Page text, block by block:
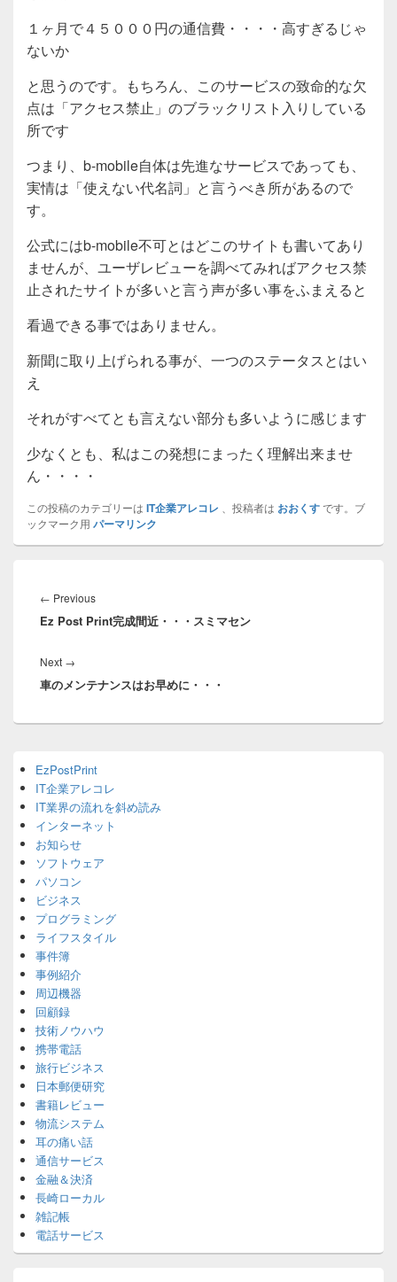
１ヶ月で４５０００円の通信費・・・・高すぎるじゃ
ないか
と思うのです。もちろん、このサービスの致命的な欠
点は「アクセス禁止」のブラックリスト入りしている
所です
つまり、b-mobile自体は先進なサービスであっても、
実情は「使えない代名詞」と言うべき所があるので
す。
公式にはb-mobile不可とはどこのサイトも書いてあり
ませんが、ユーザレビューを調べてみればアクセス禁
止されたサイトが多いと言う声が多い事をふまえると
看過できる事ではありません。
新聞に取り上げられる事が、一つのステータスとはい
え
それがすべてとも言えない部分も多いように感じます
少なくとも、私はこの発想にまったく理解出来ませ
ん・・・・
この投稿のカテゴリーは IT企業アレコレ 、投稿者は おおくすです。ブ
ックマーク用 パーマリンク
稿
ナ
ゲ
ー
シ
← PreviousPrevious
post:
Ez Post Print完成間近・・・スミマセン
Next →
post:
車のメンテナンスはお早めに・・・
Sidebar
Widget
Area
EzPostPrint
IT企業アレコレ
IT業界の流れを斜め読み
インターネット
お知らせ
ソフトウェア
パソコン
ビジネス
プログラミング
ライフスタイル
事件簿
事例紹介
周辺機器
回顧録
技術ノウハウ
携帯電話
旅行ビジネス
日本郵便研究
書籍レビュー
物流システム
耳の痛い話
通信サービス
金融＆決済
長崎ローカル
雑記帳
電話サービス